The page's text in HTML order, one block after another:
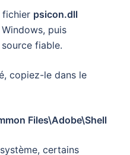
fichier psicon.dll
puis
fiable.
copiez-le dans le
Files\Adobe\Shell
certains